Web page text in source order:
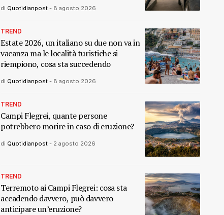
di Quotidianpost - 8 agosto 2026
TREND
Estate 2026, un italiano su due non va in
vacanza ma le località turistiche si
riempiono, cosa sta succedendo
di Quotidianpost - 8 agosto 2026
TREND
Campi Flegrei, quante persone
potrebbero morire in caso di eruzione?
di Quotidianpost - 2 agosto 2026
TREND
Terremoto ai Campi Flegrei: cosa sta
accadendo davvero, può davvero
anticipare un’eruzione?